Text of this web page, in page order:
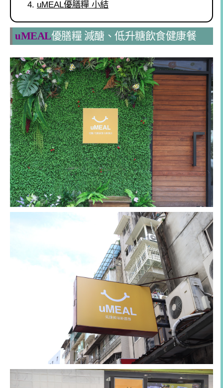
uMEAL優膳糧 小結
uMEAL優膳糧 減醣、低升糖飲食健康餐